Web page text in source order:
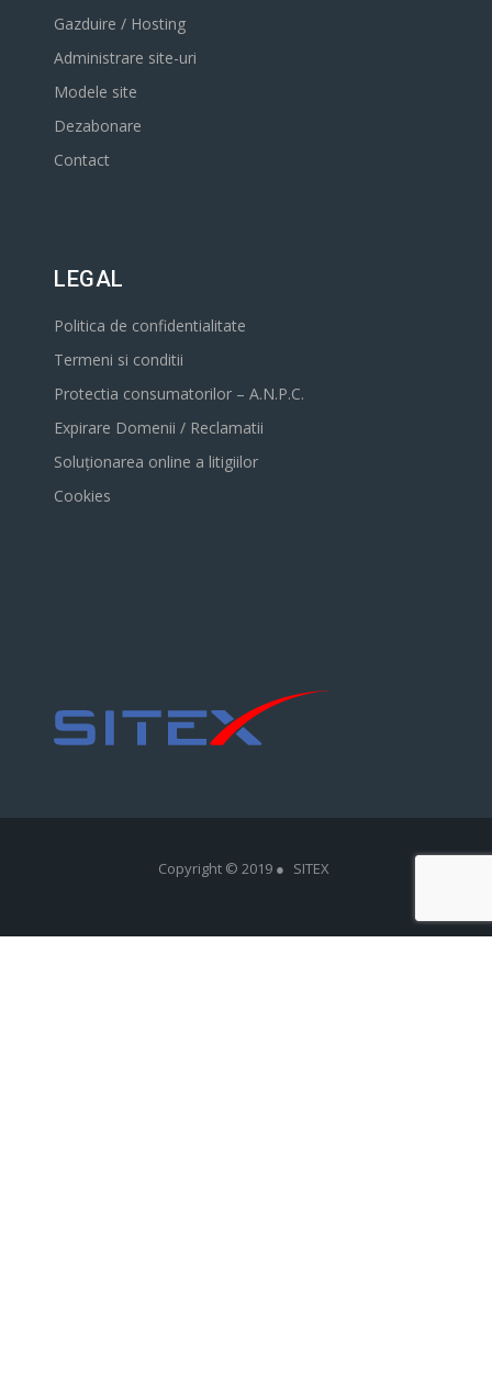
Gazduire / Hosting
Administrare site-uri
Modele site
Dezabonare
Contact
LEGAL
Politica de confidentialitate
Termeni si conditii
Protectia consumatorilor – A.N.P.C.
Expirare Domenii / Reclamatii
Soluționarea online a litigiilor
Cookies
Copyright © 2019 ● SITEX